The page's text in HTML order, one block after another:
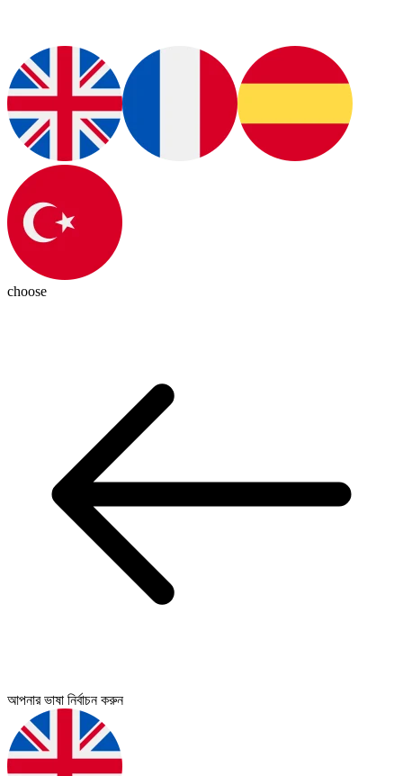
choose
আপনার ভাষা নির্বাচন করুন